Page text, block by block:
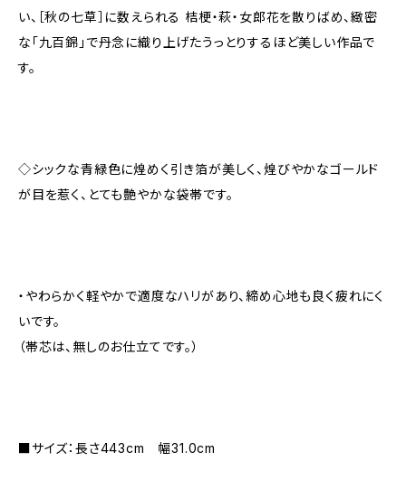
い、［秋の七草］に数えられる 桔梗・萩・女郎花を散りばめ、緻密
な「九百錦」で丹念に織り上げたうっとりするほど美しい作品で
す。
◇シックな青緑色に煌めく引き箔が美しく、煌びやかなゴールド
が目を惹く、とても艶やかな袋帯です。
・やわらかく軽やかで適度なハリがあり、締め心地も良く疲れにく
いです。
（帯芯は、無しのお仕立てです。）
■サイズ：長さ443cm 幅31.0cm